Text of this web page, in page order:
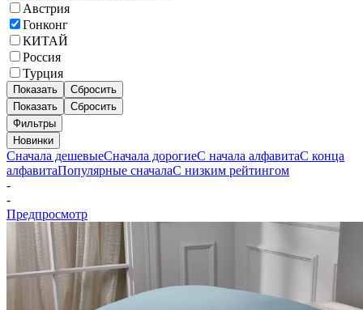
Австрия
Гонконг
КИТАЙ
Россия
Турция
Показать
Сбросить
Показать
Сбросить
Фильтры
Новинки
Сначала дешевыеСначала дорогиеС начала алфавитаС конца
алфавитаПопулярные сначалаС низким рейтингом
-
-
Предпросмотр